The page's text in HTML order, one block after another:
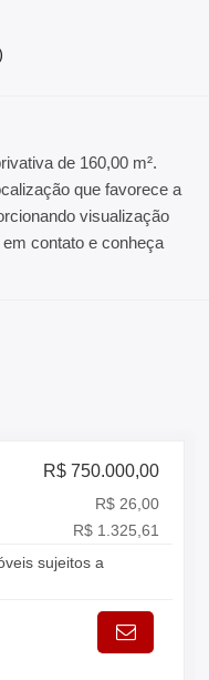
de 160,00 m².
que favorece a
visualização
contato e conheça
R$ 750.000,00
R$ 26,00
R$ 1.325,61
sujeitos a